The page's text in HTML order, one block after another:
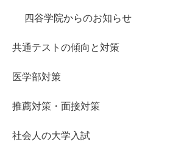
四谷学院からのお知らせ
共通テストの傾向と対策
医学部対策
推薦対策・面接対策
社会人の大学入試